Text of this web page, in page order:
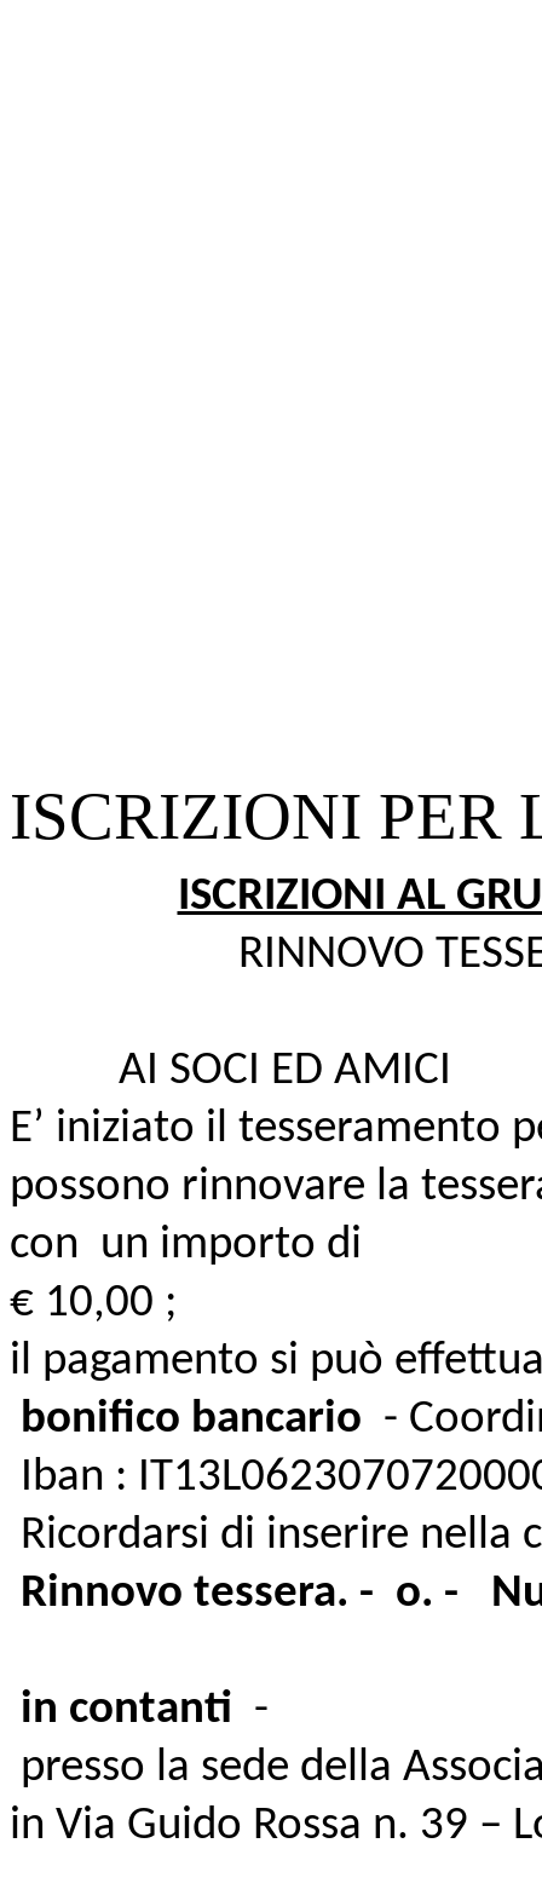
ISCRIZIONI PER
ISCRIZIONI AL
RINNOVO
AI SOCI ED AMICI
E’ iniziato il tesseramento
possono rinnovare la
con un importo di
€ 10,00 ;
il pagamento si può
bonifico bancario -
Iban :
Ricordarsi di inserire nella
Rinnovo tessera. - o. -
in contanti -
presso la sede della
in Via Guido Rossa n. 39 –